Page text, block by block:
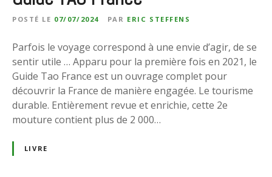
POSTÉ LE 07/07/2024 PAR ERIC STEFFENS
Parfois le voyage correspond à une envie d’agir, de se
sentir utile … Apparu pour la première fois en 2021, le
Guide Tao France est un ouvrage complet pour
découvrir la France de manière engagée. Le tourisme
durable. Entièrement revue et enrichie, cette 2e
mouture contient plus de 2 000…
LIVRE